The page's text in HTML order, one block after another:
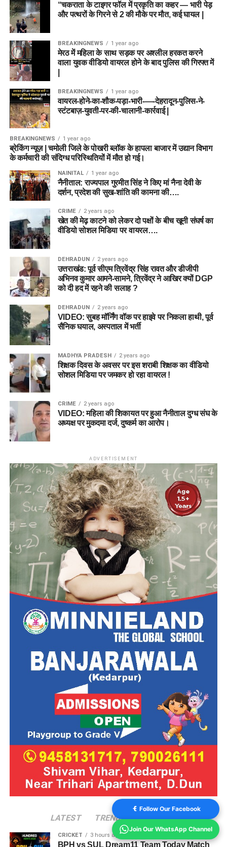
“चकराता के टाइगर फॉल में प्रकृति का कहर — भारी पेड़
और पत्थरों के गिरने से 2 की मौके पर मौत, कई घायल |
BREAKINGNEWS 1 year ago
मेरठ में महिला के साथ सड़क पर अश्लील हरकत करने
वाला युवक वीडियो वायरल होने के बाद पुलिस की गिरफ्त में
BREAKINGNEWS 1 year ago
वायरल-होने-का-शौक-पड़ा-भारी-—-देहरादून-पुलिस-ने-
स्टंटबाज़-युवती-पर-की-चालानी-कार्रवाई |
BREAKINGNEWS 1 year ago
ब्रेकिंग न्यूज़ | चमोली जिले के पोखरी ब्लॉक के हापला बाजार में उद्यान विभाग
के कर्मचारी की संदिग्ध परिस्थितियों में मौत हो गई।
NAINITAL 1 year ago
नैनीताल: राज्यपाल गुरमीत सिंह ने किए मां नैना देवी के
दर्शन, प्रदेश की सुख-शांति की कामना की….
CRIME 2 years ago
खेत की मेढ़ काटने को लेकर दो पक्षों के बीच खूनी संघर्ष का
वीडियो सोशल मिडिया पर वायरल….
DEHRADUN 2 years ago
उत्तराखंड: पूर्व सीएम त्रिवेंद्र सिंह रावत और डीजीपी
अभिनव कुमार आमने-सामने, त्रिवेंद्र ने आखिर क्यों DGP
को दी हद में रहने की सलाह ?
DEHRADUN 2 years ago
VIDEO: सुबह मॉर्निंग वॉक पर हाइवे पर निकला हाथी, पूर्व
सैनिक घयाल, अस्पताल में भर्ती
MADHYA PRADESH 2 years ago
शिक्षक दिवस के अवसर पर इस शराबी शिक्षक का वीडियो
सोशल मिडिया पर जमकर हो रहा वायरल !
CRIME 2 years ago
VIDEO: महिला की शिकायत पर हुआ नैनीताल दुग्ध संघ के
अध्यक्ष पर मुकदमा दर्ज, दुष्कर्म का आरोप।
ADVERTISEMENT
LATEST TRENDING VIDEOS
CRICKET 3 hours ago
BPH vs SUL Dream11 Team Today Match
Follow Our Facebook
Join Our WhatsApp Channel